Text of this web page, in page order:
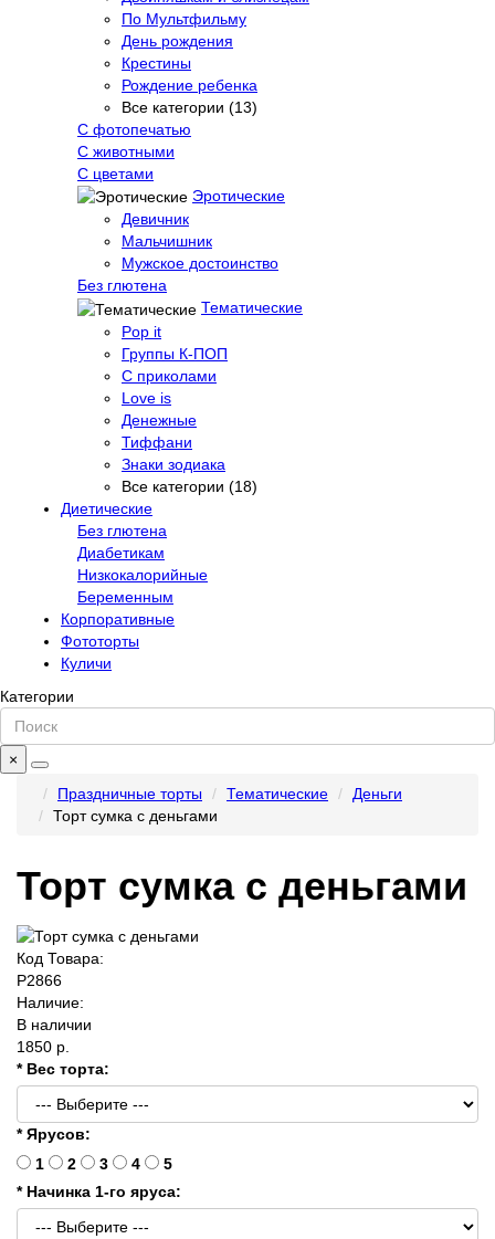
По Мультфильму
День рождения
Крестины
Рождение ребенка
Все категории (13)
С фотопечатью
C животными
С цветами
Эротические
Девичник
Мальчишник
Мужское достоинство
Без глютена
Тематические
Pop it
Группы К-ПОП
С приколами
Love is
Денежные
Тиффани
Знаки зодиака
Все категории (18)
Диетические
Без глютена
Диабетикам
Низкокалорийные
Беременным
Корпоративные
Фототорты
Куличи
Категории
×
Праздничные торты
Тематические
Деньги
Торт сумка с деньгами
Торт сумка с деньгами
Код Товара:
P2866
Наличие:
В наличии
1850 р.
* Вес торта:
* Ярусов:
1
2 3 4
5
* Начинка 1-го яруса: